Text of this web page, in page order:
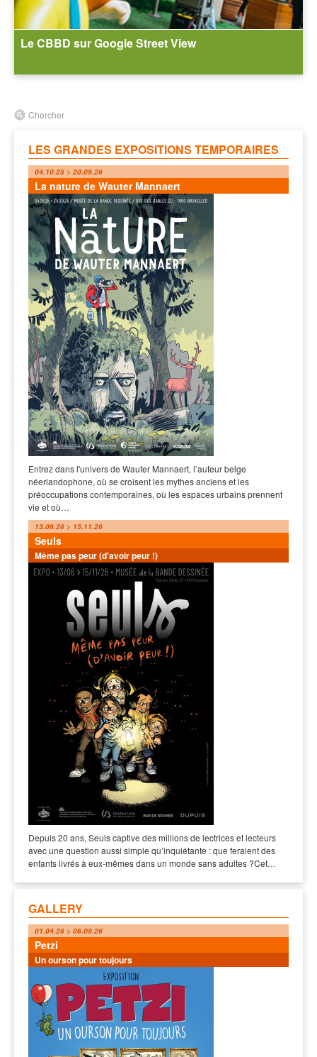
Le CBBD sur Google Street View
Chercher
LES GRANDES EXPOSITIONS TEMPORAIRES
04.10.25 > 20.09.26
La nature de Wauter Mannaert
Entrez dans l'univers de Wauter Mannaert, l’auteur belge
néerlandophone, où se croisent les mythes anciens et les
préoccupations contemporaines, où les espaces urbains prennent
vie et où…
13.06.26 > 15.11.26
Seuls
Même pas peur (d'avoir peur !)
Depuis 20 ans, Seuls captive des millions de lectrices et lecteurs
avec une question aussi simple qu’inquiétante : que feraient des
enfants livrés à eux-mêmes dans un monde sans adultes ?Cet…
GALLERY
01.04.26 > 06.09.26
Petzi
Un ourson pour toujours